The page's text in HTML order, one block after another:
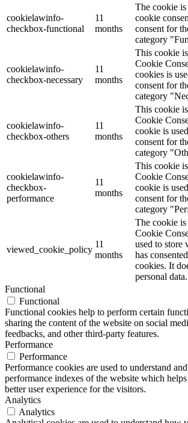
cookielawinfo-
checkbox-functional
11
months
The cookie
cookie
consent for
category
cookielawinfo-
checkbox-necessary
11
months
This cookie
Cookie
cookies is
consent for
category
cookielawinfo-
checkbox-others
11
months
This cookie
Cookie
cookie is
consent for
category
cookielawinfo-
checkbox-
performance
11
months
This cookie
Cookie
cookie is
consent for
category
viewed_cookie_policy
11
months
The cookie
Cookie
used to store
has
cookies. It
personal data.
Functional
Functional
Functional cookies help to perform certain
sharing the content of the website on social
feedbacks, and other third-party features.
Performance
Performance
Performance cookies are used to understand
performance indexes of the website which
better user experience for the visitors.
Analytics
Analytics